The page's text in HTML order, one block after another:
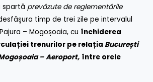
spartă prevăzute de reglementările
timp de trei zile pe intervalul
– Mogoșoaia, cu închiderea
trenurilor pe relația București
– Aeroport, între orele